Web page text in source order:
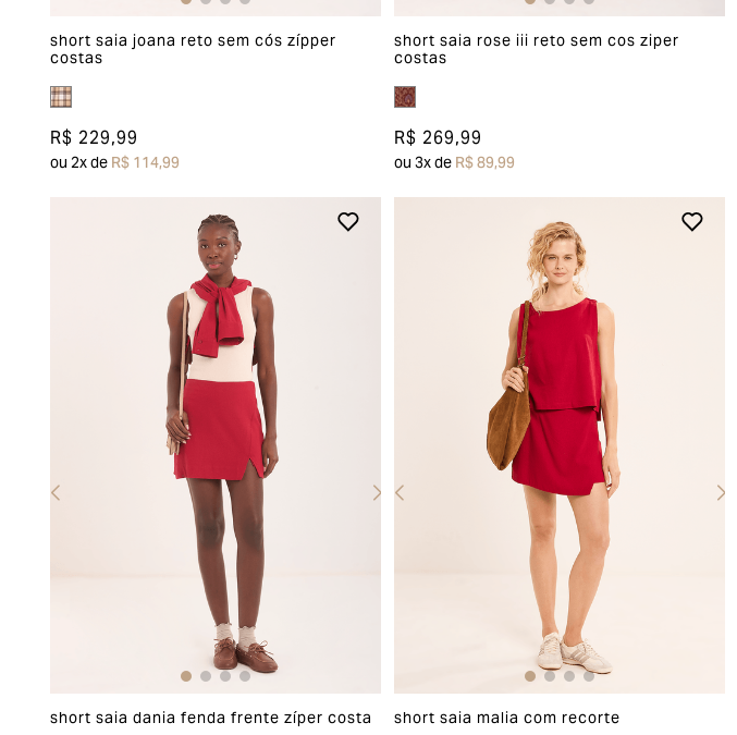
short saia joana reto sem cós zípper
costas
R$ 229,99
ou2x deR$ 114,99
short saia rose iii reto sem cos ziper
costas
R$ 269,99
ou3x deR$ 89,99
short saia dania fenda frente zíper costa short saia malia com recorte